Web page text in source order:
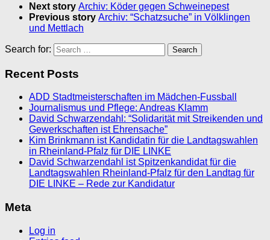
Next story Archiv: Köder gegen Schweinepest
Previous story Archiv: “Schatzsuche” in Völklingen
und Mettlach
Search for:
Recent Posts
ADD Stadtmeisterschaften im Mädchen-Fussball
Journalismus und Pflege: Andreas Klamm
David Schwarzendahl: “Solidarität mit Streikenden und
Gewerkschaften ist Ehrensache”
Kim Brinkmann ist Kandidatin für die Landtagswahlen
in Rheinland-Pfalz für DIE LINKE
David Schwarzendahl ist Spitzenkandidat für die
Landtagswahlen Rheinland-Pfalz für den Landtag für
DIE LINKE – Rede zur Kandidatur
Meta
Log in